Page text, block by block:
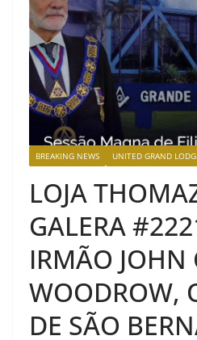
BREAKING NEWS UNITED GRAND
LOJA
GALERA
IRMÃO JOHN
WOODROW,
DE SÃO